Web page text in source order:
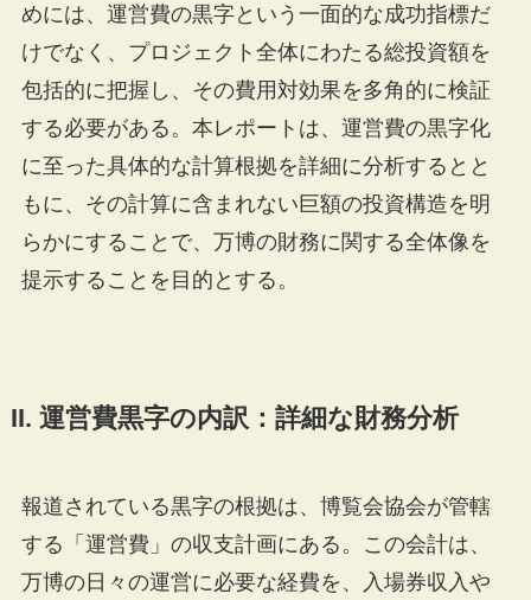
めには、運営費の黒字という一面的な成功指標だ
けでなく、プロジェクト全体にわたる総投資額を
包括的に把握し、その費用対効果を多角的に検証
する必要がある。本レポートは、運営費の黒字化
に至った具体的な計算根拠を詳細に分析するとと
もに、その計算に含まれない巨額の投資構造を明
らかにすることで、万博の財務に関する全体像を
提示することを目的とする。
II. 運営費黒字の内訳：詳細な財務分析
報道されている黒字の根拠は、博覧会協会が管轄
する「運営費」の収支計画にある。この会計は、
万博の日々の運営に必要な経費を、入場券収入や